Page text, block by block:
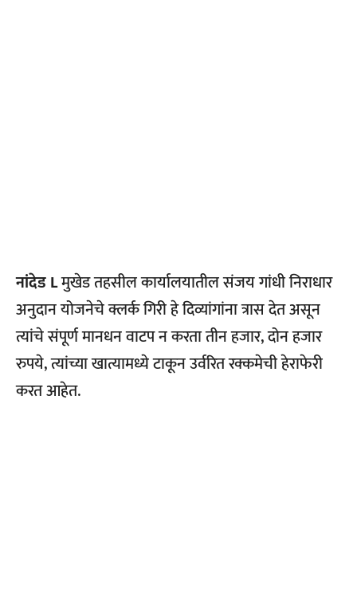
नांदेड Lमुखेड तहसील कार्यालयातील संजय गांधी निराधार
अनुदान योजनेचे क्लर्क गिरी हे दिव्यांगांना त्रास देत असून
त्यांचे संपूर्ण मानधन वाटप न करता तीन हजार, दोन हजार
रुपये, त्यांच्या खात्यामध्ये टाकून उर्वरित रक्कमेची हेराफेरी
करत आहेत.